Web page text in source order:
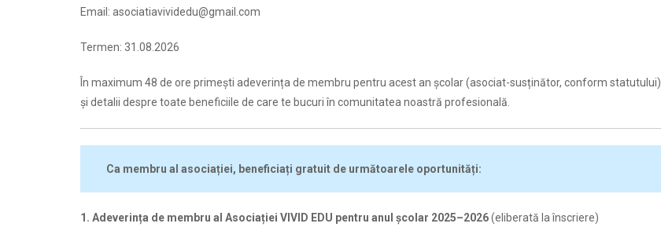
Email: asociatiavividedu@gmail.com
Termen: 31.08.2026
În maximum 48 de ore primești adeverința de membru pentru acest an școlar (asociat-susținător, conform statutului)
și detalii despre toate beneficiile de care te bucuri în comunitatea noastră profesională.
Ca membru al asociației, beneficiați gratuit de următoarele oportunități:
1. Adeverința de membru al Asociației VIVID EDU pentru anul școlar 2025–2026(eliberată la înscriere)